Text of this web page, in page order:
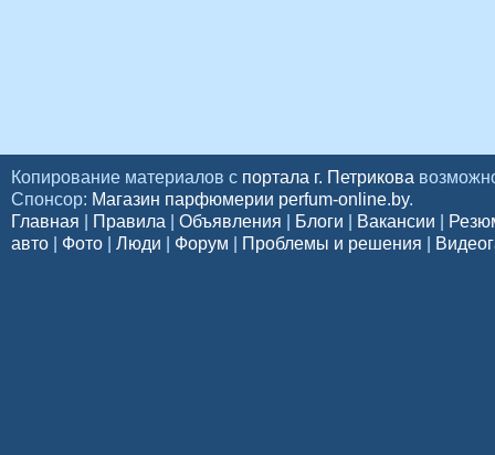
Копирование материалов с портала г. Петрикова
Спонсор: Магазин парфюмерии perfum-online.by.
Главная | Правила | Объявления | Блоги | Вакансии |
авто | Фото | Люди | Форум | Проблемы и решения |